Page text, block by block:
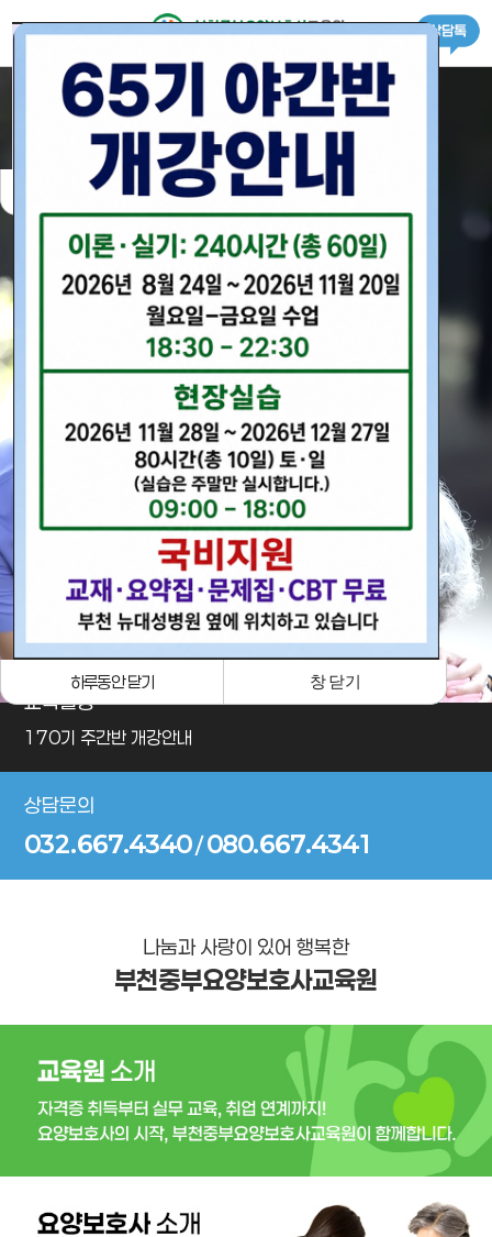
로그인 회원가입
＋ 교육원 소개
· 내부시설
· 찾아오시는길
－ 수강안내
· 교육일정
· 수강신청서
＋ 교육과정
－ 교육과정
· 일반(신규)자격증반
· 국가자격증 소지자반
· 경력자과정
＋ 요양보호사 정보
－ 요양보호사 정보
· 요양보호사 정보
· 구직신청서
－ 상담&커뮤니티
· 공지사항
＋ CBT 시험
교육일정
170기 주간반 개강안내
상담문의
032.667.4340/080.667.4341
나눔과 사랑이 있어 행복한
부천중부요양보호사교육원
하루동안 닫기 창 닫기
하루동안 닫기 창 닫기